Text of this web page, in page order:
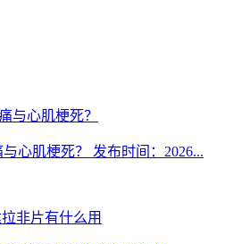
与心肌梗死？
心肌梗死？ 发布时间：2026...
非片有什么用